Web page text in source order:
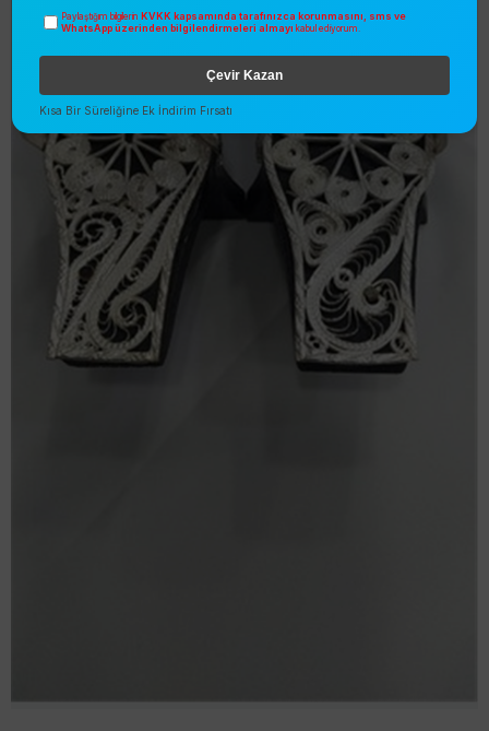
Paylaştığım bilgilerin KVKK kapsamında tarafınızca korunmasını, sms ve
WhatsApp üzerinden bilgilendirmeleri almayı kabul ediyorum.
Çevir Kazan
Kısa Bir Süreliğine Ek İndirim Fırsatı